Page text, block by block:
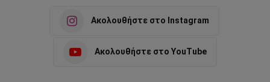
Ακολουθήστε στο Instagram
Ακολουθήστε στο YouTube